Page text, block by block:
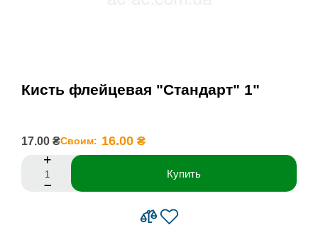
Кисть флейцевая "Стандарт" 1"
17.00 ₴Своим: 16.00 ₴
Купить